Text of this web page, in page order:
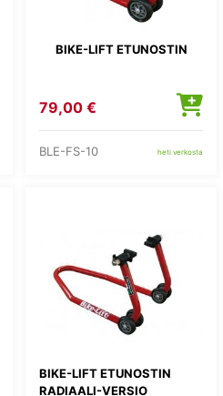
BIKE-LIFT ETUNOSTIN
79,00 €
BLE-FS-10 heti verkosta
BIKE-LIFT ETUNOSTIN
RADIAALI-VERSIO